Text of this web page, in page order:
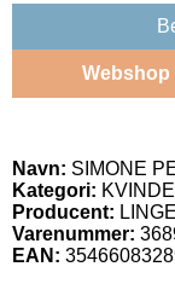
Webshop
Navn: SIMONE
Kategori:
Producent:
Varenummer:
EAN: